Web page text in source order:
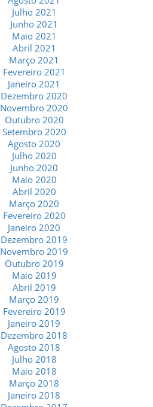
Julho 2021
Junho 2021
Maio 2021
Abril 2021
Março 2021
Fevereiro 2021
Janeiro 2021
Dezembro 2020
Novembro 2020
Outubro 2020
Setembro 2020
Agosto 2020
Julho 2020
Junho 2020
Maio 2020
Abril 2020
Março 2020
Fevereiro 2020
Janeiro 2020
Dezembro 2019
Novembro 2019
Outubro 2019
Maio 2019
Abril 2019
Março 2019
Fevereiro 2019
Janeiro 2019
Dezembro 2018
Agosto 2018
Julho 2018
Maio 2018
Março 2018
Janeiro 2018